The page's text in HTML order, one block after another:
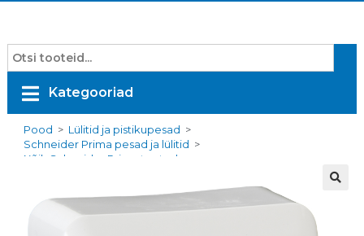
Kategooriad
Pood > Lülitid ja pistikupesad >
Schneider Prima pesad ja lülitid >
Kõik Schneider Prima tooted